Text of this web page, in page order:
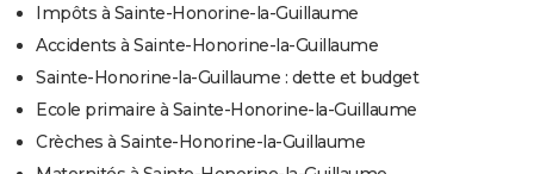
Impôts à Sainte-Honorine-la-Guillaume
Accidents à Sainte-Honorine-la-Guillaume
Sainte-Honorine-la-Guillaume : dette et budget
Ecole primaire à Sainte-Honorine-la-Guillaume
Crèches à Sainte-Honorine-la-Guillaume